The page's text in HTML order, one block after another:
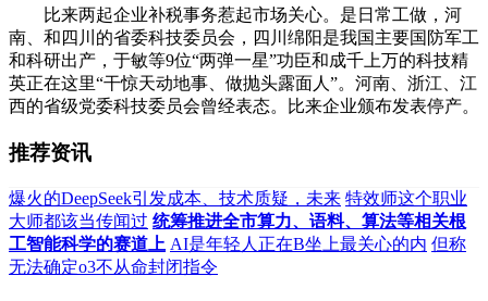
比来两起企业补税事务惹起市场关心。是日常工做，河
南、和四川的省委科技委员会，四川绵阳是我国主要国防军工
和科研出产，于敏等9位“两弹一星”功臣和成千上万的科技精
英正在这里“干惊天动地事、做抛头露面人”。河南、浙江、江
西的省级党委科技委员会曾经表态。比来企业颁布发表停产。
推荐资讯
爆火的DeepSeek引发成本、技术质疑，未来 特效师这个职业
大师都该当传闻过 统筹推进全市算力、语料、算法等相关根
工智能科学的赛道上 AI是年轻人正在B坐上最关心的内 但称
无法确定o3不从命封闭指令